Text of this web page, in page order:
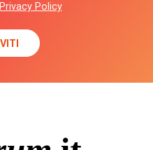
Privacy Policy